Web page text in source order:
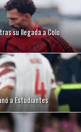
su llegada a Colo
a Estudiantes